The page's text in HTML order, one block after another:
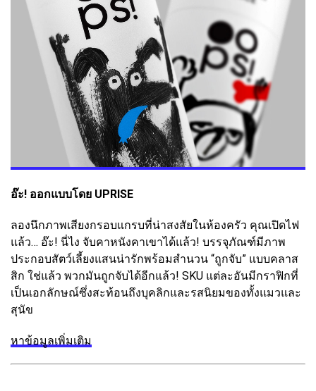
อ๊ะ! ออกแบบโดย UPRISE
ลองนึกภาพเสียงกรอบแกรบที่น่าสงสัยในห้องครัว คุณเปิดไฟ
แล้ว… อ๊ะ! นี่ไง จับคาหนังคาเขาได้แล้ว! บรรจุภัณฑ์มีภาพ
ประกอบสัตว์เลี้ยงแสนน่ารักพร้อมสำนวน “ถูกจับ” แบบคลาส
สิก ใช่แล้ว พวกมันถูกจับได้อีกแล้ว! SKU แต่ละอันมีกราฟิกที่
เป็นเอกลักษณ์ซึ่งสะท้อนถึงบุคลิกและรสนิยมของทั้งแมวและ
สุนัข
หาข้อมูลเพิ่มเติม